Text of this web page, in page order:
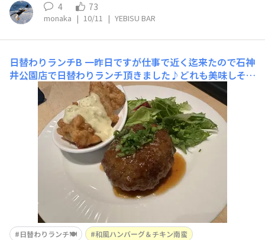
4 73
monaka | 10/11 | YEBISU BAR
日替わりランチB 一昨日ですが仕事で近く迄来たので石神
井公園店で日替わりランチ頂きました♪どれも美味しそう
で毎日食べたくなります😋今日は和風ハンバーグ＆チキ
ン南蛮
日替わりランチ🍽️
和風ハンバーグ＆チキン南蛮